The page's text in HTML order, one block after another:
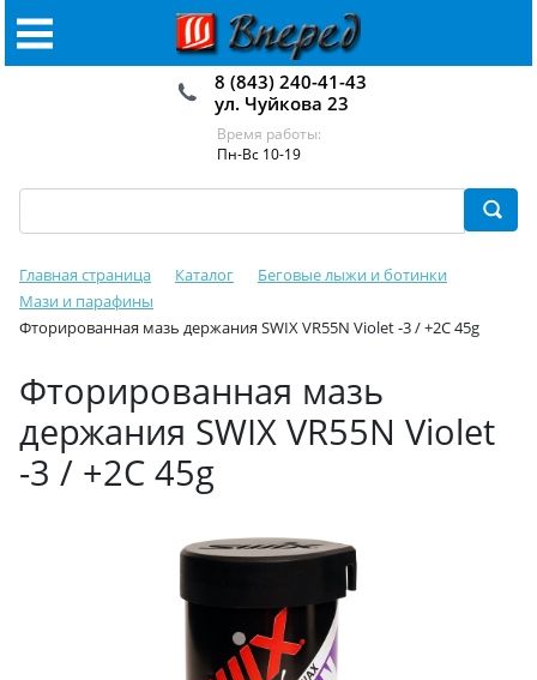
8 (843) 240-41-43
ул. Чуйкова 23
Время работы:
Пн-Вс 10-19
Главная страница Каталог
Беговые лыжи и ботинки
Мази и парафины
Фторированная мазь держания SWIX VR55N Violet -3 / +2C 45g
Фторированная мазь
держания SWIX VR55N Violet
-3 / +2C 45g